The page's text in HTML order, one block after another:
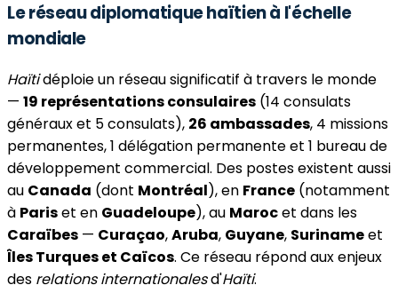
Le réseau diplomatique haïtien à l'échelle
mondiale
Haïtidéploie un réseau significatif à travers le monde
— 19 représentations consulaires (14 consulats
généraux et 5 consulats), 26 ambassades, 4 missions
permanentes, 1 délégation permanente et 1 bureau de
développement commercial. Des postes existent aussi
au Canada (dont Montréal), en France (notamment
à Pariset en Guadeloupe), au Marocet dans les
Caraïbes — Curaçao,Aruba, Guyane, Surinameet
Îles Turques et Caïcos. Ce réseau répond aux enjeux
des relations internationalesd'Haïti.